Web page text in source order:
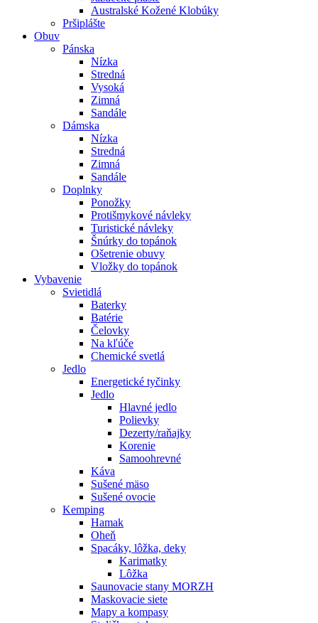
Australské Kožené Klobúky
Pršiplášte
Obuv
Pánska
Nízka
Stredná
Vysoká
Zimná
Sandále
Dámska
Nízka
Stredná
Zimná
Sandále
Doplnky
Ponožky
Protišmykové návleky
Turistické návleky
Šnúrky do topánok
Ošetrenie obuvy
Vložky do topánok
Vybavenie
Svietidlá
Baterky
Batérie
Čelovky
Na kľúče
Chemické svetlá
Jedlo
Energetické tyčinky
Jedlo
Hlavné jedlo
Polievky
Dezerty/raňajky
Korenie
Samoohrevné
Káva
Sušené mäso
Sušené ovocie
Kemping
Hamak
Oheň
Spacáky, lôžka, deky
Karimatky
Lôžka
Saunovacie stany MORZH
Maskovacie siete
Mapy a kompasy